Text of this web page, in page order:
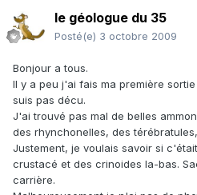
le géologue du 35
Posté(e) 3 octobre 2009
Bonjour a tous.
Il y a peu j'ai fais ma première
suis pas décu.
J'ai trouvé pas mal de belles
des rhynchonelles, des
Justement, je voulais savoir si
crustacé et des crinoides la-bas.
carrière.